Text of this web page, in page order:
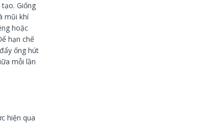
Giống
mũi khí
hoặc
hạn chế
ống hút
mỗi lần
hiện qua